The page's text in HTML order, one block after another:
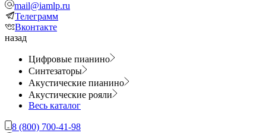
mail@iamlp.ru
Телеграмм
Вконтакте
назад
Цифровые пианино
Синтезаторы
Акустические пианино
Акустические рояли
Весь каталог
8 (800) 700-41-98